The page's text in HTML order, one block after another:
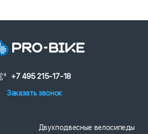
+7 495 215-17-18
Заказать звонок
Двухподвесные велосипеды